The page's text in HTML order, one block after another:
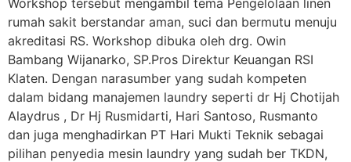
rumah sakit berstandar aman, suci dan bermutu menuju
akreditasi RS. Workshop dibuka oleh drg. Owin
Bambang Wijanarko, SP.Pros Direktur Keuangan RSI
Klaten. Dengan narasumber yang sudah kompeten
dalam bidang manajemen laundry seperti dr Hj Chotijah
Alaydrus , Dr Hj Rusmidarti, Hari Santoso, Rusmanto
dan juga menghadirkan PT Hari Mukti Teknik sebagai
pilihan penyedia mesin laundry yang sudah ber TKDN,